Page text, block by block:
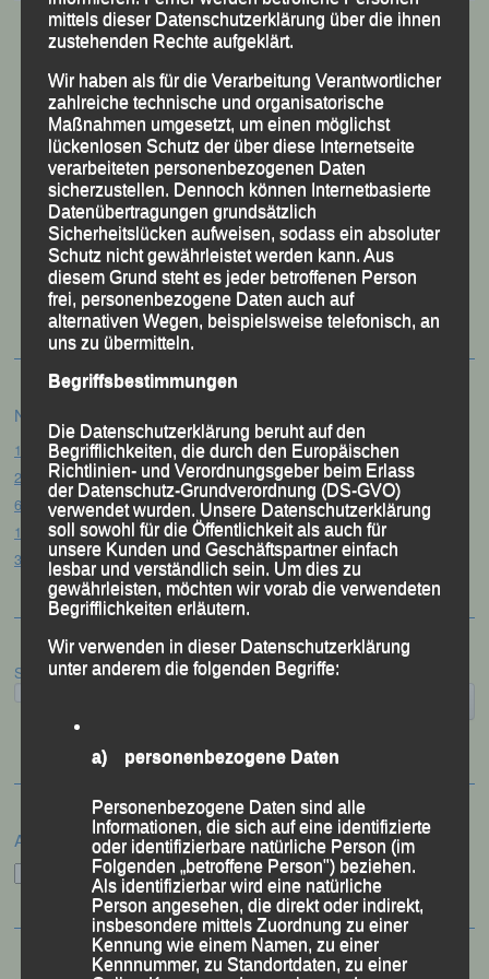
50 Jahre LG Passau
Festzschrift
Neueste Beiträge
15. Pörndorfer Sommernachtslauf – Pörndorf, 01.08.2026
20. Goldener Steig-Lauf – Stozec/Tusset, 01.08.2026
61. Bergsportfest – Ortenburg, 26.07.2026
12. Loser Berglauf – Altaussee/Österreich, 25.07.2026
32. Sommerbiathlon – Passau, 18.07.2026
Suchen
Archiv
Archiv
mittels dieser Datenschutzerklärung über die ihnen
zustehenden Rechte aufgeklärt.
Wir haben als für die Verarbeitung Verantwortlicher
zahlreiche technische und organisatorische
Maßnahmen umgesetzt, um einen möglichst
lückenlosen Schutz der über diese Internetseite
verarbeiteten personenbezogenen Daten
sicherzustellen. Dennoch können Internetbasierte
Datenübertragungen grundsätzlich
Sicherheitslücken aufweisen, sodass ein absoluter
Schutz nicht gewährleistet werden kann. Aus
diesem Grund steht es jeder betroffenen Person
frei, personenbezogene Daten auch auf
alternativen Wegen, beispielsweise telefonisch, an
uns zu übermitteln.
Begriffsbestimmungen
Die Datenschutzerklärung beruht auf den
Begrifflichkeiten, die durch den Europäischen
Richtlinien- und Verordnungsgeber beim Erlass
der Datenschutz-Grundverordnung (DS-GVO)
verwendet wurden. Unsere Datenschutzerklärung
soll sowohl für die Öffentlichkeit als auch für
unsere Kunden und Geschäftspartner einfach
lesbar und verständlich sein. Um dies zu
gewährleisten, möchten wir vorab die verwendeten
Begrifflichkeiten erläutern.
Wir verwenden in dieser Datenschutzerklärung
unter anderem die folgenden Begriffe:
a) personenbezogene Daten
Personenbezogene Daten sind alle
Informationen, die sich auf eine identifizierte
oder identifizierbare natürliche Person (im
Folgenden „betroffene Person") beziehen.
Als identifizierbar wird eine natürliche
Person angesehen, die direkt oder indirekt,
insbesondere mittels Zuordnung zu einer
Kennung wie einem Namen, zu einer
Kennnummer, zu Standortdaten, zu einer